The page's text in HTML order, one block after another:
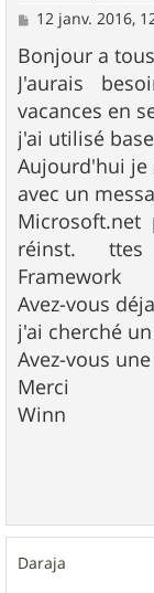
M
s
s
a
g
e
12 janv. 2016,
Bonjour a tous
J'aurais
vacances en
j'ai utilisé
Aujourd'hui je
avec un
réinst. ttes
Framework
Avez-vous
j'ai cherché
Avez-vous
Merci
Winn
Daraja